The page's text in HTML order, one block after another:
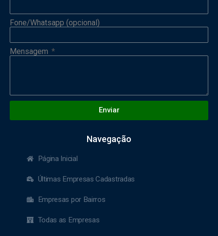
Fone/Whatsapp (opcional)
Mensagem
Enviar
Navegação
Página Inicial
Últimas Empresas Cadastradas
Empresas por Bairros
Todas as Empresas